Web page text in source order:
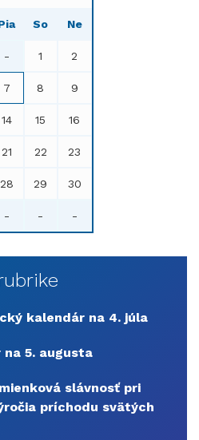
So Ne
- 1 2
7 8 9
14 15 16
21 22 23
28 29 30
- - -
kalendár na 4. júla
5. augusta
slávnosť pri
príchodu svätých